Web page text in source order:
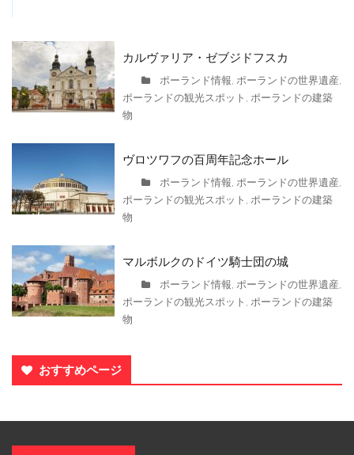
カルヴァリア・ゼブジドフスカ
ポーランド情報, ポーランドの世界遺産,
ポーランドの観光スポット , ポーランドの建築
物
ヴロツワフの百周年記念ホール
ポーランド情報, ポーランドの世界遺産,
ポーランドの観光スポット , ポーランドの建築
物
マルボルクのドイツ騎士団の城
ポーランド情報, ポーランドの世界遺産,
ポーランドの観光スポット , ポーランドの建築
物
おすすめページ